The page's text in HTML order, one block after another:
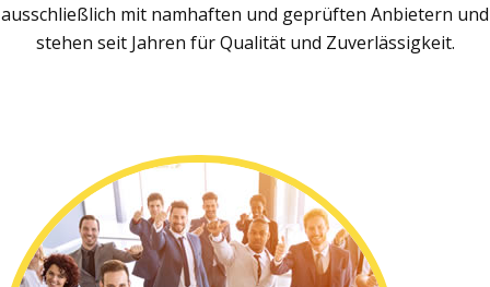
ausschließlich mit namhaften und geprüften Anbietern und
stehen seit Jahren für Qualität und Zuverlässigkeit.